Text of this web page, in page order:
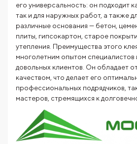
его универсальность: он подходит
так и для наружных работ, а также
различные основания — бетон,
плиты, гипсокартон, старое
утепления. Преимущества этого
многолетним опытом специалистов
довольных клиентов. Он обладает
качеством, что делает его
профессиональных подрядчиков,
мастеров, стремящихся к